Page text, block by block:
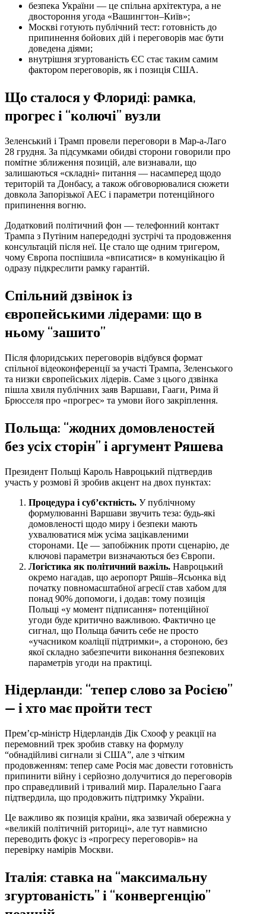
безпека України — це спільна архітектура, а не
двостороння угода «Вашингтон–Київ»;
Москві готують публічний тест: готовність до
припинення бойових дій і переговорів має бути
доведена діями;
внутрішня згуртованість ЄС стає таким самим
фактором переговорів, як і позиція США.
Що сталося у Флориді: рамка,
прогрес і “колючі” вузли
Зеленський і Трамп провели переговори в Мар-а-Лаго
28 грудня. За підсумками обидві сторони говорили про
помітне зближення позицій, але визнавали, що
залишаються «складні» питання — насамперед щодо
територій та Донбасу, а також обговорювалися сюжети
довкола Запорізької АЕС і параметри потенційного
припинення вогню.
Додатковий політичний фон — телефонний контакт
Трампа з Путіним напередодні зустрічі та продовження
консультацій після неї. Це стало ще одним тригером,
чому Європа поспішила «вписатися» в комунікацію й
одразу підкреслити рамку гарантій.
Спільний дзвінок із
європейськими лідерами: що в
ньому “зашито”
Після флоридських переговорів відбувся формат
спільної відеоконференції за участі Трампа, Зеленського
та низки європейських лідерів. Саме з цього дзвінка
пішла хвиля публічних заяв Варшави, Гааги, Рима й
Брюсселя про «прогрес» та умови його закріплення.
Польща: “жодних домовленостей
без усіх сторін” і аргумент Ряшева
Президент Польщі Кароль Навроцький підтвердив
участь у розмові й зробив акцент на двох пунктах:
Процедура і суб’єктність. У публічному
формулюванні Варшави звучить теза: будь-які
домовленості щодо миру і безпеки мають
ухвалюватися між усіма зацікавленими
сторонами. Це — запобіжник проти сценарію, де
ключові параметри визначаються без Європи.
Логістика як політичний важіль. Навроцький
окремо нагадав, що аеропорт Ряшів–Ясьонка від
початку повномасштабної агресії став хабом для
понад 90% допомоги, і додав: тому позиція
Польщі «у момент підписання» потенційної
угоди буде критично важливою. Фактично це
сигнал, що Польща бачить себе не просто
«учасником коаліції підтримки», а стороною, без
якої складно забезпечити виконання безпекових
параметрів угоди на практиці.
Нідерланди: “тепер слово за Росією”
— і хто має пройти тест
Прем’єр-міністр Нідерландів Дік Схооф у реакції на
перемовний трек зробив ставку на формулу
“обнадійливі сигнали зі США”, але з чітким
продовженням: тепер саме Росія має довести готовність
припинити війну і серйозно долучитися до переговорів
про справедливий і тривалий мир. Паралельно Гаага
підтвердила, що продовжить підтримку України.
Це важливо як позиція країни, яка зазвичай обережна у
«великій політичній риториці», але тут навмисно
переводить фокус із «прогресу переговорів» на
перевірку намірів Москви.
Італія: ставка на “максимальну
згуртованість” і “конвергенцію”